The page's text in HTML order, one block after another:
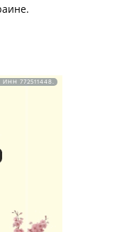
772511448.